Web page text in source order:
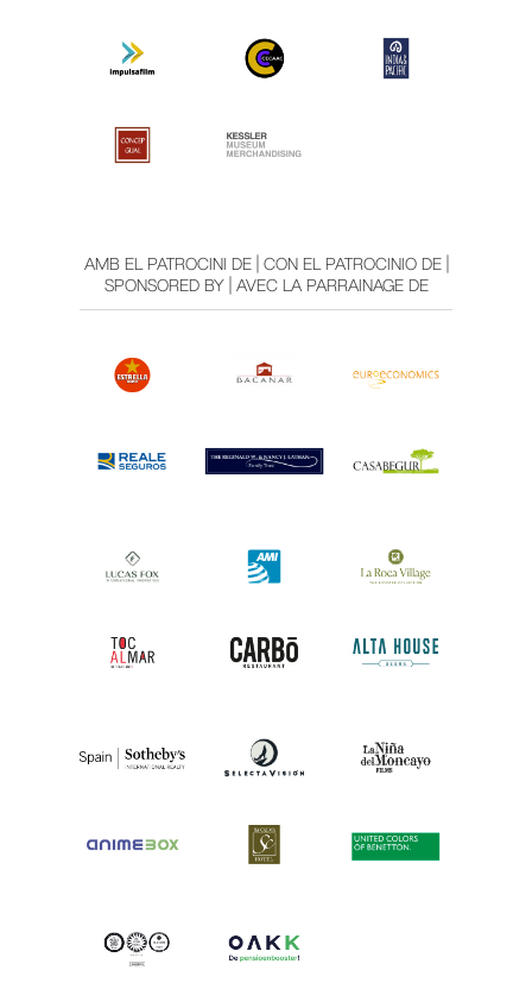
AMB EL PATROCINI DE | CON EL PATROCINIO DE |
SPONSORED BY | AVEC LA PARRAINAGE DE